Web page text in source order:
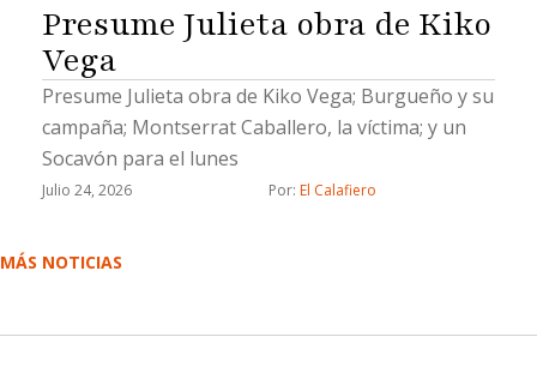
Presume Julieta obra de Kiko
Vega
Presume Julieta obra de Kiko Vega; Burgueño y su
campaña; Montserrat Caballero, la víctima; y un
Socavón para el lunes
Julio 24, 2026 Por: El Calafiero
MÁS NOTICIAS